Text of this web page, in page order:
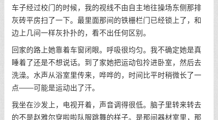
车子经过校门的时候，我的视线不由自主地往操场东侧那排
灰砖平房扫了一下。最里面那间的铁栅栏门已经锁上了，和
边上几间一样灰扑扑的，看不出任何区别。
回家的路上她靠着车窗闭眼。呼吸很均匀。我不确定她是真
睡着了还是不想说话。到了家她把运动包拎进卧室，然后去
洗澡。水声从浴室里传来，哗哗的，时间比平时稍微长了一
点——可能是运动出了汗。
我坐在沙发上，电视开着，声音调得很低。脑子里转来转去
的不是赵雅尔穿啦啦队服跳舞的样子。是那间器材室里，那